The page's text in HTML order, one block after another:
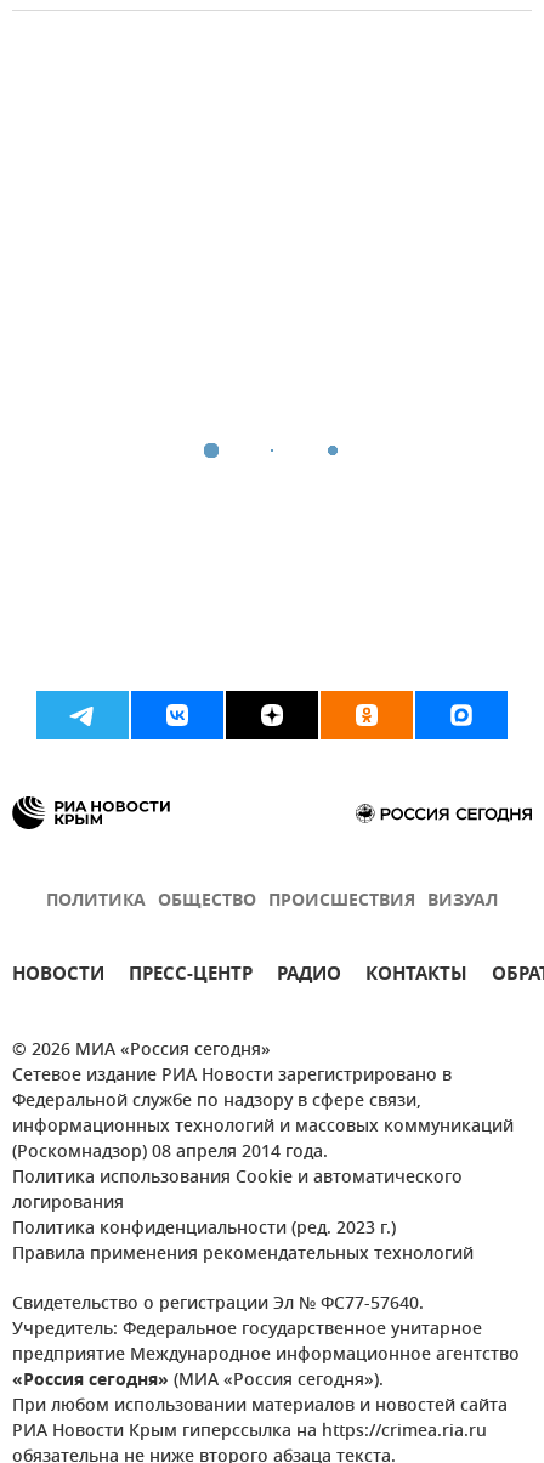
ПОЛИТИКА ОБЩЕСТВО ПРОИСШЕСТВИЯ ВИЗУАЛ
НОВОСТИ ПРЕСС-ЦЕНТР РАДИО КОНТАКТЫ
© 2026 МИА «Россия сегодня»
Сетевое издание РИА Новости зарегистрировано в
Федеральной службе по надзору в сфере связи,
информационных технологий и массовых коммуникаций
(Роскомнадзор) 08 апреля 2014 года.
Политика использования Cookie и автоматического
логирования
Политика конфиденциальности (ред. 2023 г.)
Правила применения рекомендательных технологий
Свидетельство о регистрации Эл № ФС77-57640.
Учредитель: Федеральное государственное унитарное
предприятие Международное информационное агентство
«Россия сегодня» (МИА «Россия сегодня»).
При любом использовании материалов и новостей сайта
РИА Новости Крым гиперссылка на https://crimea.ria.ru
обязательна не ниже второго абзаца текста.